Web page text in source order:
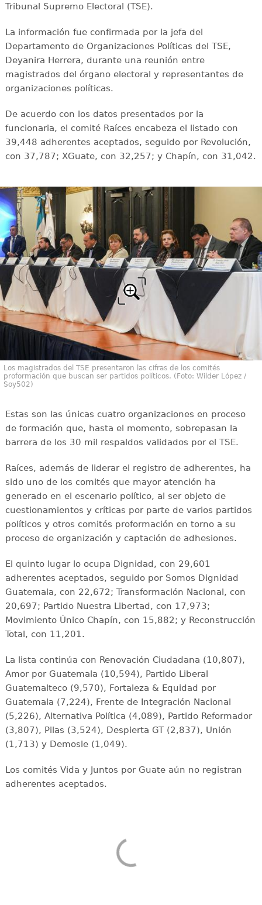
Tribunal Supremo Electoral (TSE).
La información fue confirmada por la jefa del
Departamento de Organizaciones Políticas del TSE,
Deyanira Herrera, durante una reunión entre
magistrados del órgano electoral y representantes de
organizaciones políticas.
De acuerdo con los datos presentados por la
funcionaria, el comité Raíces encabeza el listado con
39,448 adherentes aceptados, seguido por Revolución,
con 37,787; XGuate, con 32,257; y Chapín, con 31,042.
Los magistrados del TSE presentaron las cifras de los comités
proformación que buscan ser partidos políticos. (Foto: Wilder López /
Soy502)
Estas son las únicas cuatro organizaciones en proceso
de formación que, hasta el momento, sobrepasan la
barrera de los 30 mil respaldos validados por el TSE.
Raíces, además de liderar el registro de adherentes, ha
sido uno de los comités que mayor atención ha
generado en el escenario político, al ser objeto de
cuestionamientos y críticas por parte de varios partidos
políticos y otros comités proformación en torno a su
proceso de organización y captación de adhesiones.
El quinto lugar lo ocupa Dignidad, con 29,601
adherentes aceptados, seguido por Somos Dignidad
Guatemala, con 22,672; Transformación Nacional, con
20,697; Partido Nuestra Libertad, con 17,973;
Movimiento Único Chapín, con 15,882; y Reconstrucción
Total, con 11,201.
La lista continúa con Renovación Ciudadana (10,807),
Amor por Guatemala (10,594), Partido Liberal
Guatemalteco (9,570), Fortaleza & Equidad por
Guatemala (7,224), Frente de Integración Nacional
(5,226), Alternativa Política (4,089), Partido Reformador
(3,807), Pilas (3,524), Despierta GT (2,837), Unión
(1,713) y Demosle (1,049).
Los comités Vida y Juntos por Guate aún no registran
adherentes aceptados.